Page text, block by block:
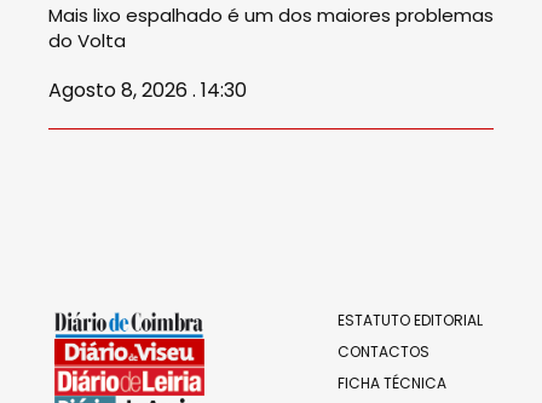
Mais lixo espalhado é um dos maiores problemas
do Volta
Agosto 8, 2026 . 14:30
ESTATUTO EDITORIAL
CONTACTOS
FICHA TÉCNICA